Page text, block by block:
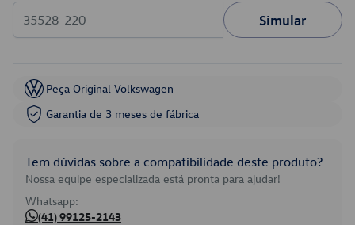
Simular
Peça Original Volkswagen
Garantia de 3 meses de fábrica
Tem dúvidas sobre a compatibilidade deste produto?
Nossa equipe especializada está pronta para ajudar!
Whatsapp:
(41) 99125-2143